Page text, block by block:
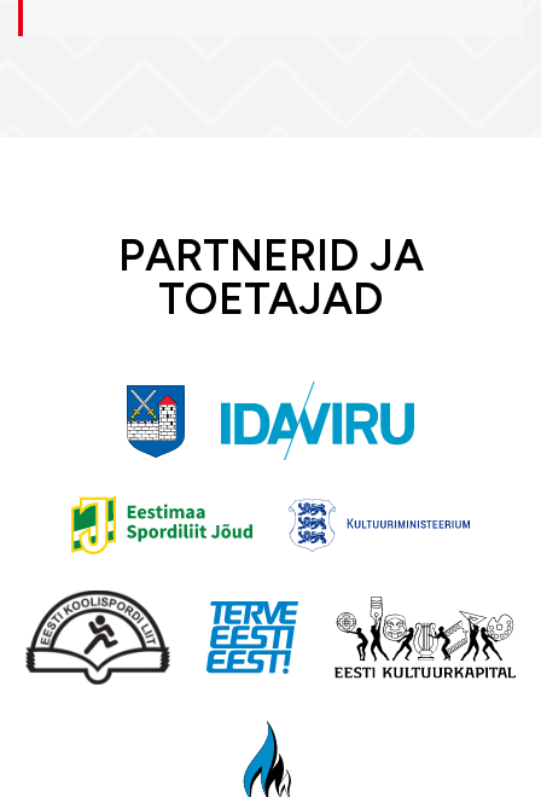
PARTNERID JA
TOETAJAD